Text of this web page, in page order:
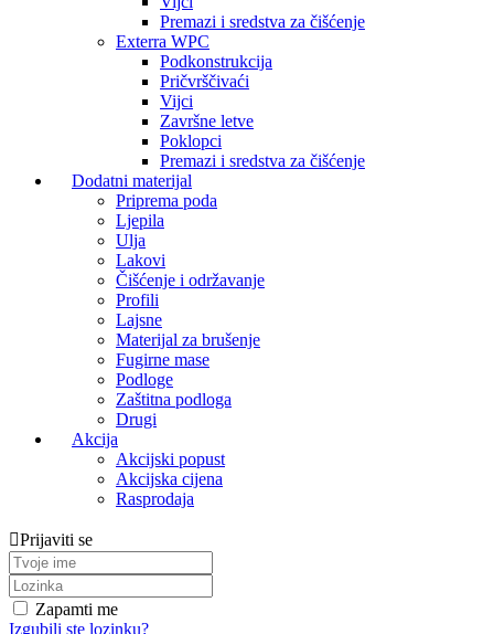
Premazi i sredstva za čišćenje
Exterra WPC
Podkonstrukcija
Pričvrščivaći
Vijci
Završne letve
Poklopci
Premazi i sredstva za čišćenje
Dodatni materijal
Priprema poda
Ljepila
Ulja
Lakovi
Čišćenje i održavanje
Profili
Lajsne
Materijal za brušenje
Fugirne mase
Podloge
Zaštitna podloga
Drugi
Akcija
Akcijski popust
Akcijska cijena
Rasprodaja
Prijaviti se
Zapamti me
Izgubili ste lozinku?